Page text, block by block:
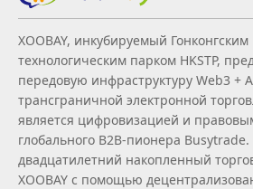
XOOBAY, инкубируемый
технологическим парком HKSTP,
передовую инфраструктуру Web3 +
трансграничной электронной
является цифровизацией и
глобального B2B‑пионера
двадцатилетний накопленный
XOOBAY с помощью